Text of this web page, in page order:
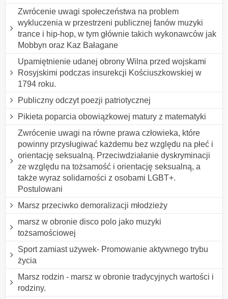
Zwrócenie uwagi społeczeństwa na problem
wykluczenia w przestrzeni publicznej fanów muzyki
trance i hip-hop, w tym głównie takich wykonawców jak
Mobbyn oraz Kaz Bałagane
Upamiętnienie udanej obrony Wilna przed wojskami
Rosyjskimi podczas insurekcji Kościuszkowskiej w
1794 roku.
Publiczny odczyt poezji patriotycznej
Pikieta poparcia obowiązkowej matury z matematyki
Zwrócenie uwagi na równe prawa człowieka, które
powinny przysługiwać każdemu bez względu na płeć i
orientację seksualną. Przeciwdziałanie dyskryminacji
ze względu na tożsamość i orientację seksualną, a
także wyraz solidarności z osobami LGBT+.
Postulowani
Marsz przeciwko demoralizacji młodzieży
marsz w obronie disco polo jako muzyki
tożsamościowej
Sport zamiast używek- Promowanie aktywnego trybu
życia
Marsz rodzin - marsz w obronie tradycyjnych wartości i
rodziny.